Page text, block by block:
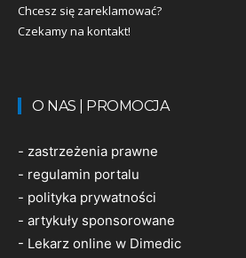
Chcesz się zareklamować?
Czekamy na kontakt!
O NAS | PROMOCJA
- zastrzeżenia prawne
- regulamin portalu
- polityka prywatności
- artykuły sponsorowane
- Lekarz online w Dimedic